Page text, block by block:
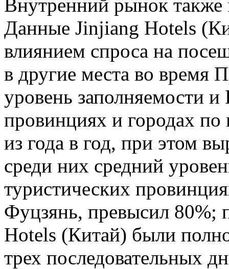
Внутренний рынок также
Данные Jinjiang Hotels
влиянием спроса на
в другие места во время
уровень заполняемости
провинциях и городах по
из года в год, при этом
среди них средний
туристических
Фуцзянь, превысил 80%;
Hotels (Китай) были
трех последовательных